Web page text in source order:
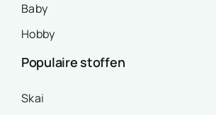
Baby
Hobby
Populaire stoffen
Skai